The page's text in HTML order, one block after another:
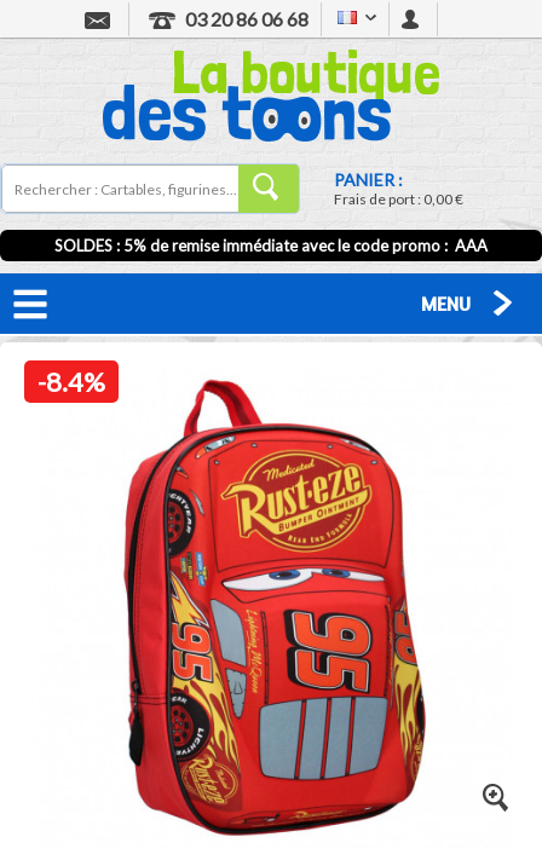
03 20 86 06 68
PANIER :
Frais de port :0,00 €
SOLDES : 5% de remise immédiate avec le code promo : AAA
MENU
-8.4%